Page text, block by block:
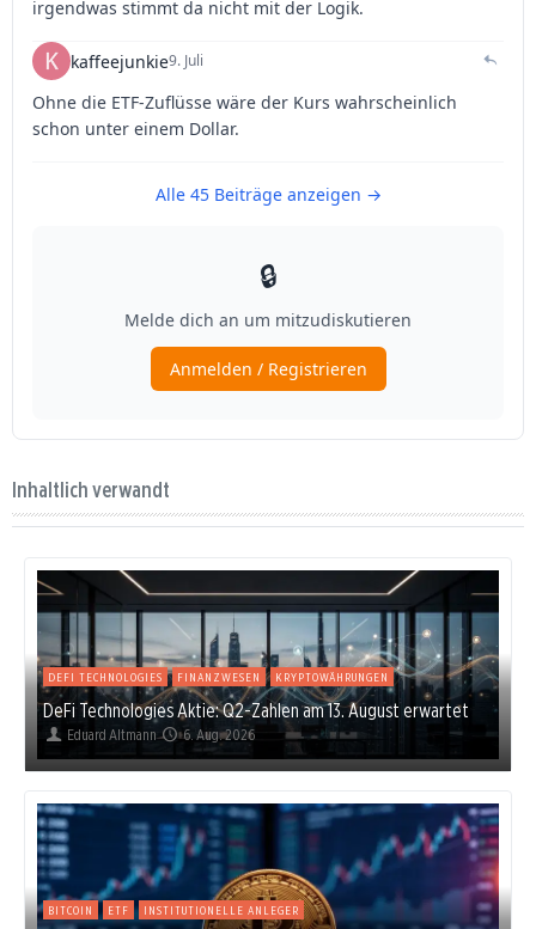
Inhaltlich verwandt
DEFI TECHNOLOGIES FINANZWESEN KRYPTOWÄHRUNGEN
DeFi Technologies Aktie: Q2-Zahlen am 13. August erwartet
Eduard Altmann 6. Aug. 2026
BITCOIN ETF INSTITUTIONELLE ANLEGER